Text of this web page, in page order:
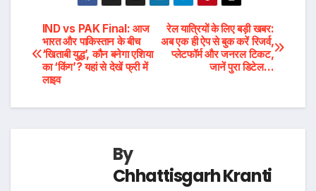
Post
navigation
रेल यात्रियों के लिए बड़ी खबर:
अब एक ही ऐप से बुक करें रिजर्व,
प्लेटफॉर्म और जनरल टिकट,
जानें पुरा डिटेल…
IND vs PAK Final: आज
भारत और पाकिस्तान के बीच
‘खिताबी युद्ध’, कौन बनेगा एशिया
का ‘किंग’? यहां से देखें फ्री में
लाइव
By
Chhattisgarh Kranti